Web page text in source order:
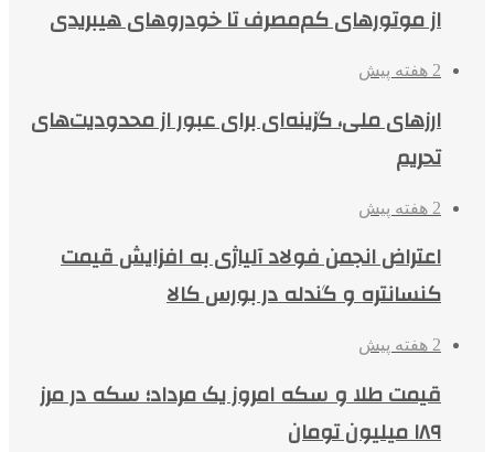
از موتورهای کم‌مصرف تا خودروهای هیبریدی
2 هفته پیش
ارزهای ملی، گزینه‌ای برای عبور از محدودیت‌های
تحریم
2 هفته پیش
اعتراض انجمن فولاد آلیاژی به افزایش قیمت
کنسانتره و گندله در بورس کالا
2 هفته پیش
قیمت طلا و سکه امروز یک مرداد؛ سکه در مرز
۱۸۹ میلیون تومان